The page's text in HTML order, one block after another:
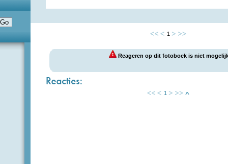
1
Reageren op dit fotoboek is niet
1